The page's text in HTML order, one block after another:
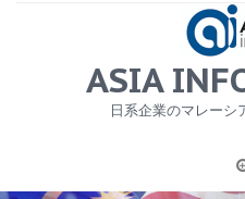
MENU
ニュース
ASIA
日系企業のマレーシ